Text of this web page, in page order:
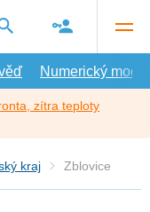
Numerický model
zítra teploty
kraj Zblovice